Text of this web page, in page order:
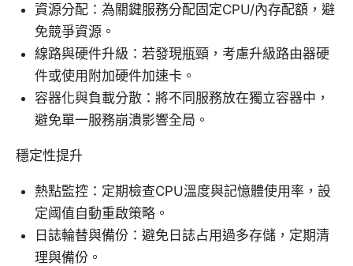
資源分配：為關鍵服務分配固定CPU/內存配額，避
免競爭資源。
線路與硬件升級：若發現瓶頸，考慮升級路由器硬
件或使用附加硬件加速卡。
容器化與負載分散：將不同服務放在獨立容器中，
避免單一服務崩潰影響全局。
穩定性提升
熱點監控：定期檢查CPU溫度與記憶體使用率，設
定阈值自動重啟策略。
日誌輪替與備份：避免日誌占用過多存儲，定期清
理與備份。